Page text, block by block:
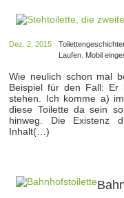
Dez. 2, 2015
Laufen Mobil
Wie neulich schon mal
Beispiel für den Fall: Er
stehen. Ich komme a)
diese Toilette da sein
hinweg. Die Existenz
Inhalt(…)